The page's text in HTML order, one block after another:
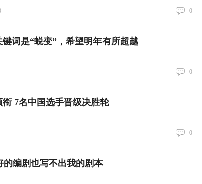
0
词是“蜕变”，希望明年有所超越
0
7名中国选手晋级决胜轮
0
的编剧也写不出我的剧本